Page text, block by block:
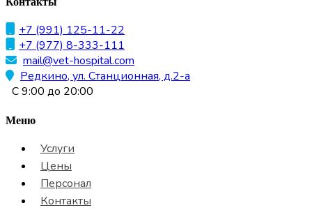
+7 (991) 125-11-22
+7 (977) 8-333-111
mail@vet-hospital.com
Редкино, ул. Станционная, д.2-а
С 9:00 до 20:00
Меню
Услуги
Цены
Персонал
Контакты